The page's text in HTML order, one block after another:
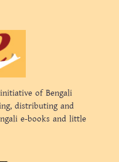
of Bengali
distributing and
e-books and little